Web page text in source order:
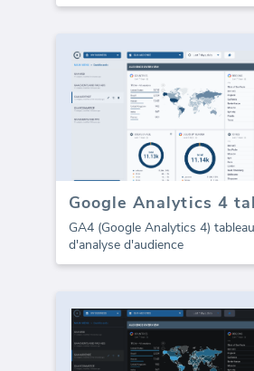
GA4 (Google Analytics 4)
d'analyse d'audience